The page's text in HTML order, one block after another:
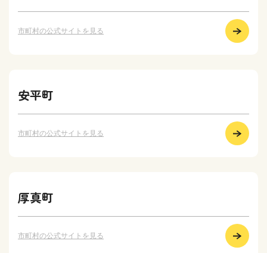
市町村の公式サイトを見る
安平町
市町村の公式サイトを見る
厚真町
市町村の公式サイトを見る